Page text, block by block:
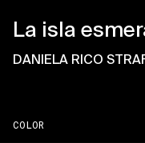
La isla
DANIELA RICO
COLOR